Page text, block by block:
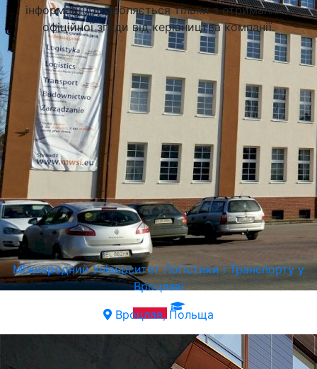
Міжнародний Університет Логістики і Транспорту у
Вроцлаві
Вроцлав, Польща
інформації) дозволяється тільки з отриманням
офіційної згоди від керівництва компанії.